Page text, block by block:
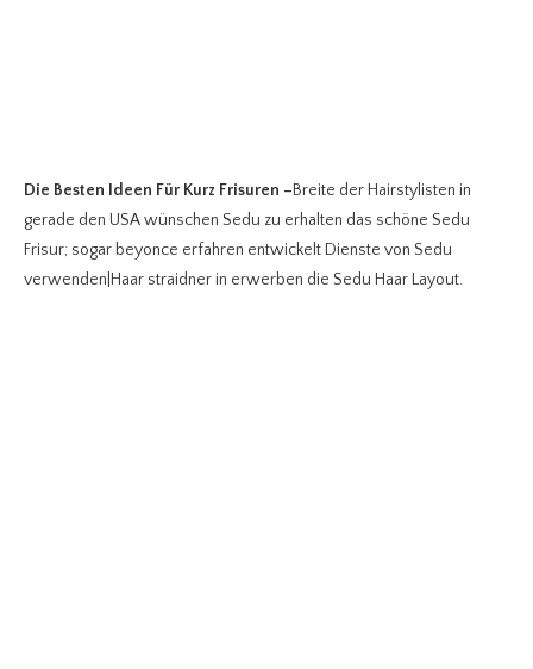
Die Besten Ideen Für Kurz Frisuren –Breite der Hairstylisten in
gerade den USA wünschen Sedu zu erhalten das schöne Sedu
Frisur; sogar beyonce erfahren entwickelt Dienste von Sedu
verwenden|Haar straidner in erwerben die Sedu Haar Layout.